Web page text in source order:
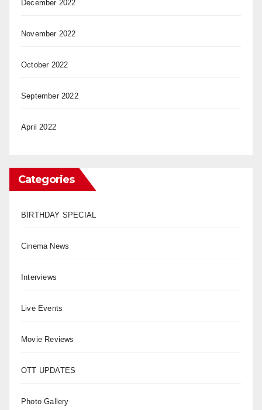
December 2022
November 2022
October 2022
September 2022
April 2022
Categories
BIRTHDAY SPECIAL
Cinema News
Interviews
Live Events
Movie Reviews
OTT UPDATES
Photo Gallery